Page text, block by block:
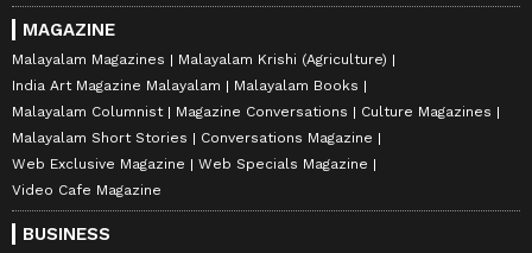
MAGAZINE
Malayalam Magazines
Malayalam Krishi (Agriculture)
India Art Magazine Malayalam
Malayalam Books
Malayalam Columnist
Magazine Conversations
Culture Magazines
Malayalam Short Stories
Conversations Magazine
Web Exclusive Magazine
Web Specials Magazine
Video Cafe Magazine
BUSINESS